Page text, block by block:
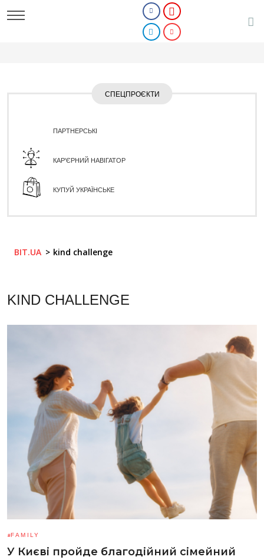
СПЕЦПРОЄКТИ
ПАРТНЕРСЬКІ
КАР'ЄРНИЙ НАВІГАТОР
КУПУЙ УКРАЇНСЬКЕ
BIT.UA kind challenge
KIND CHALLENGE
FAMILY
У Києві пройде благодійний сімейний